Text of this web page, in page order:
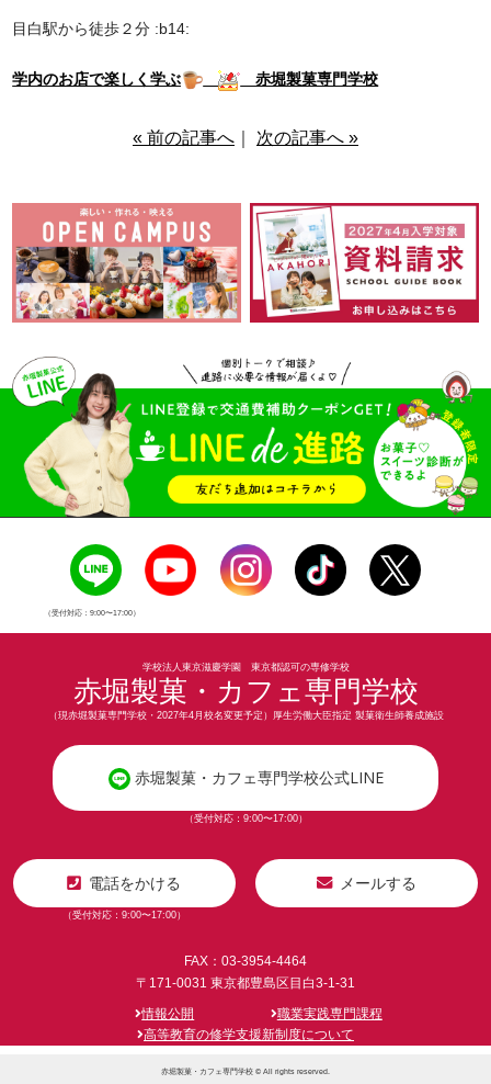
目白駅から徒歩２分 :b14:
学内のお店で楽しく学ぶ 赤堀製菓専門学校
« 前の記事へ 次の記事へ »
（受付対応：9:00〜17:00）
学校法人東京滋慶学園 東京都認可の専修学校
赤堀製菓・カフェ専門学校
（現赤堀製菓専門学校・2027年4月校名変更予定）厚生労働大臣指定 製菓衛生師養成施設
赤堀製菓・カフェ専門学校公式LINE
（受付対応：9:00〜17:00）
電話をかける
（受付対応：9:00〜17:00）
メールする
FAX：03-3954-4464
〒171-0031 東京都豊島区目白3-1-31
情報公開
職業実践専門課程
高等教育の修学支援新制度について
赤堀製菓・カフェ専門学校 © All rights reserved.